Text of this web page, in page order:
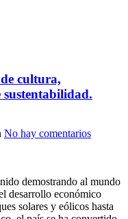
cultura,
No hay comentarios
demostrando al mundo
desarrollo económico
solares y eólicos hasta